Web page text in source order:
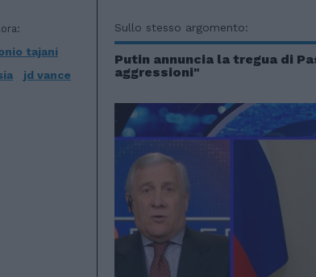
tajani
jd vance
Sullo stesso argomento:
Putin annuncia la tregua di
aggressioni"